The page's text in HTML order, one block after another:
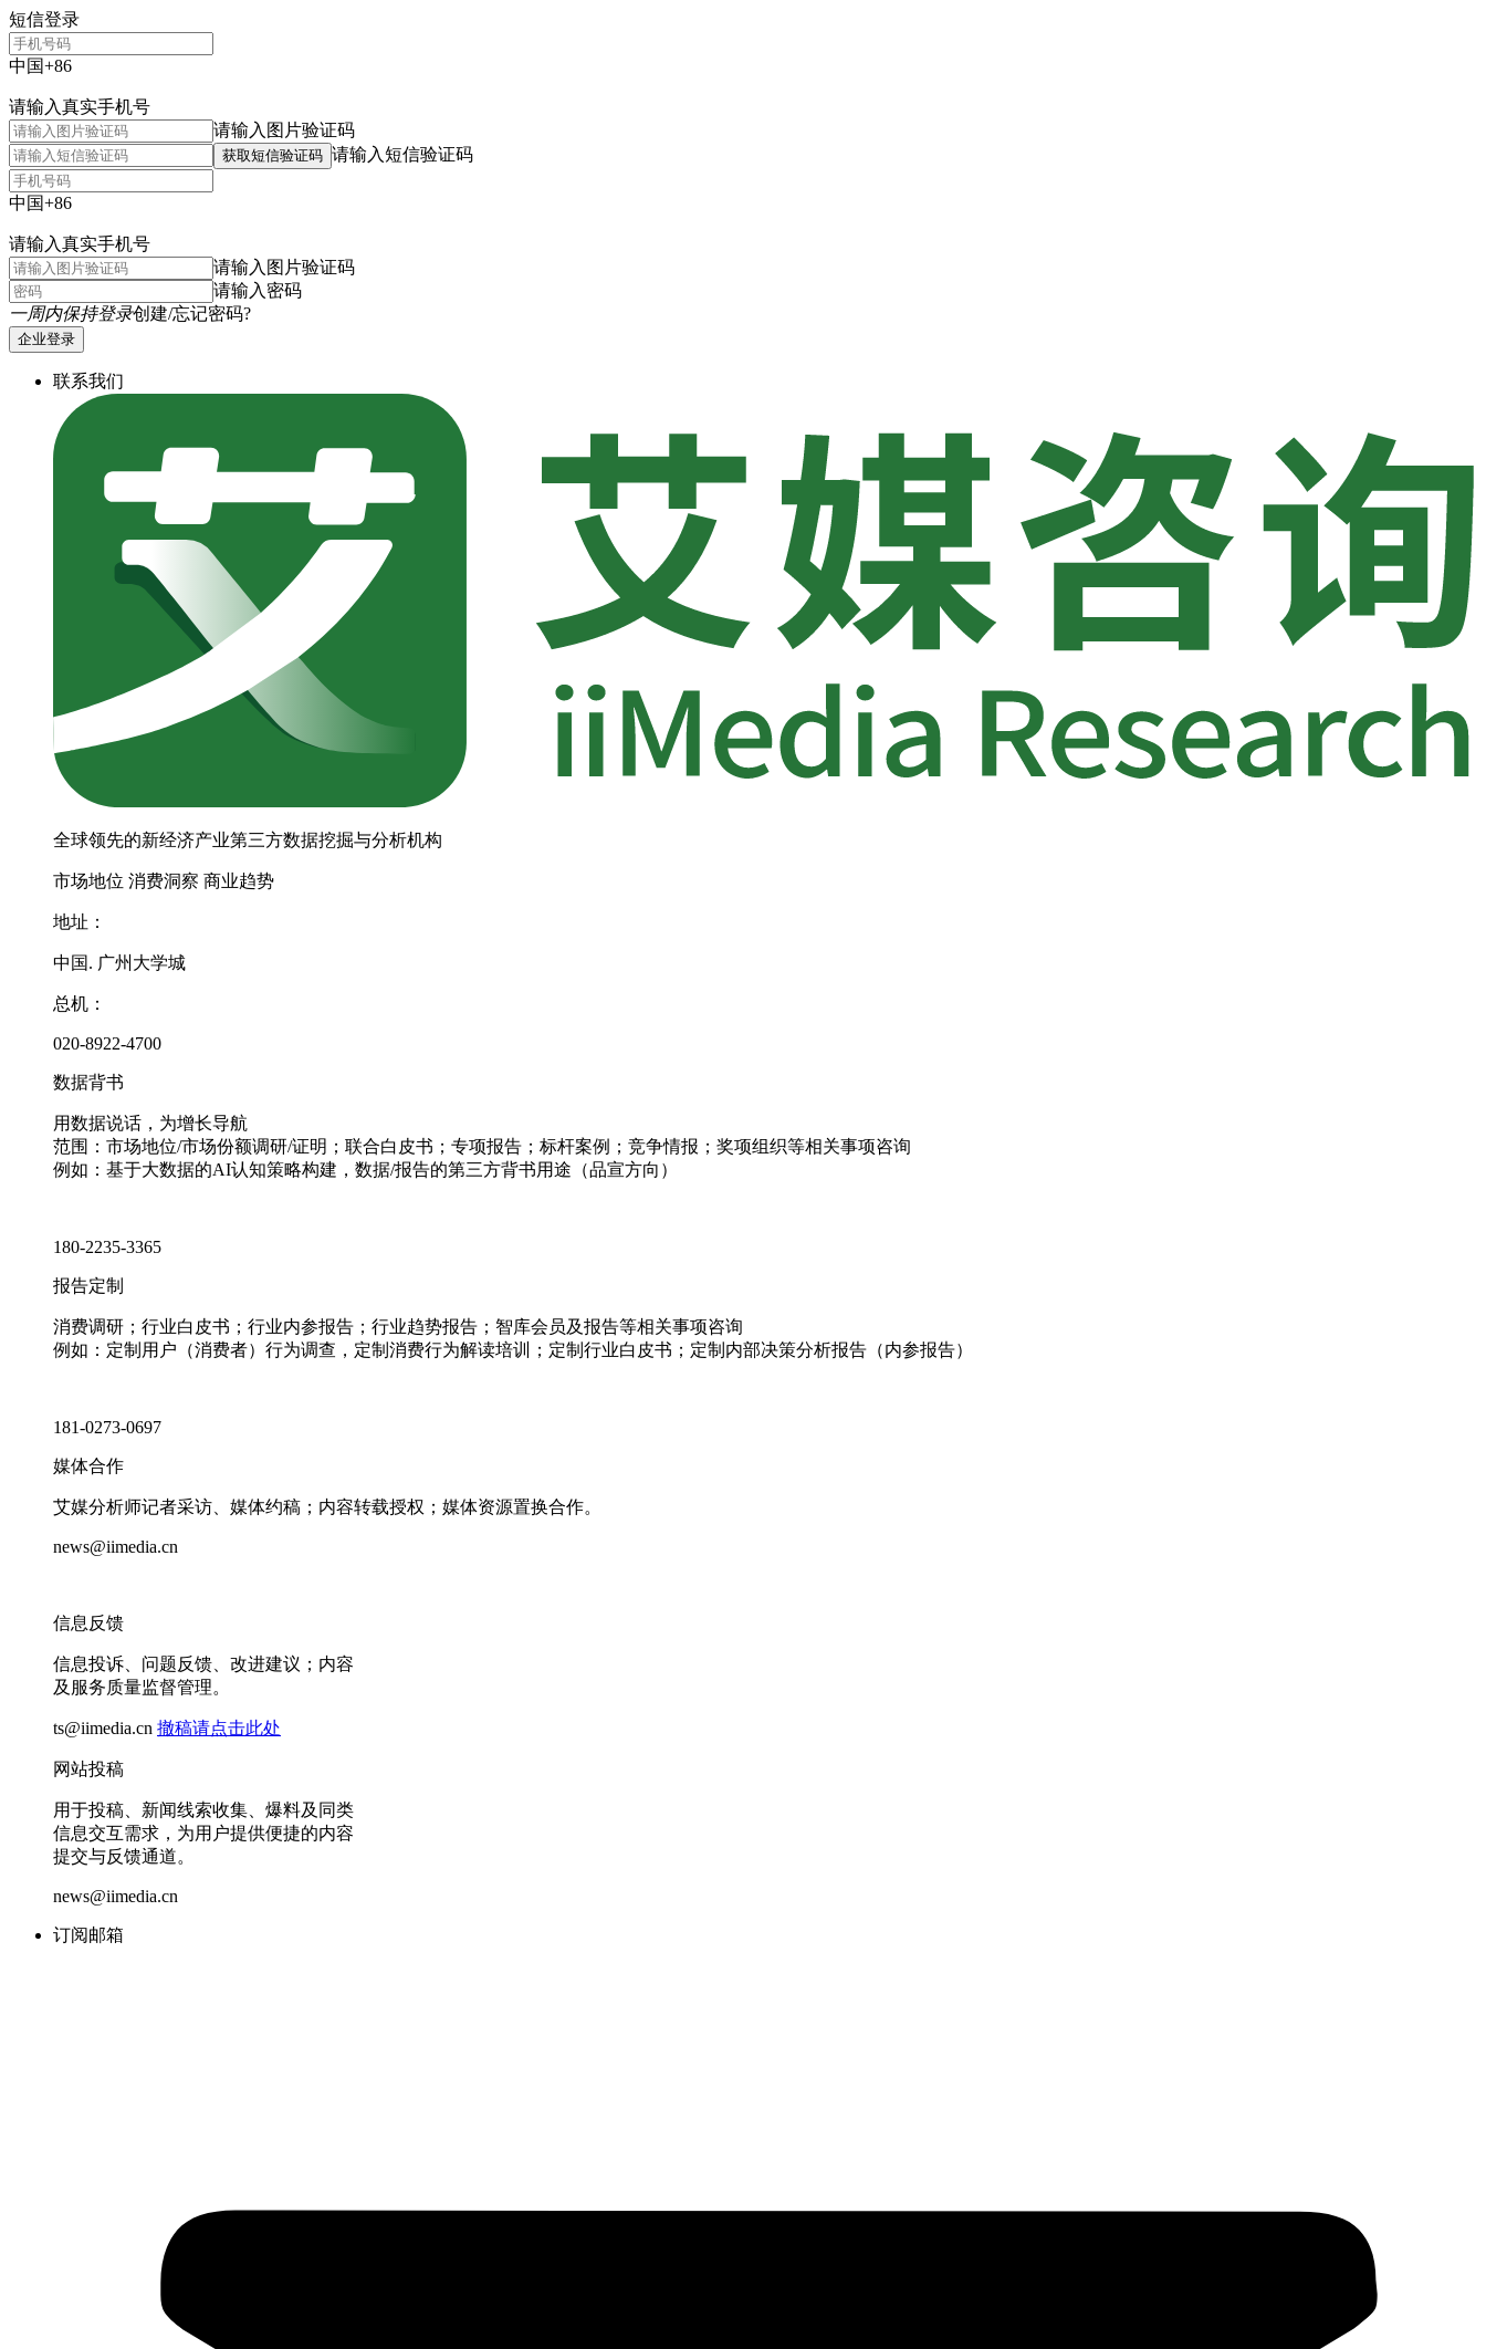
短信登录
中国+86
请输入真实手机号
请输入图片验证码
获取短信验证码 请输入短信验证码
中国+86
请输入真实手机号
请输入图片验证码
请输入密码
一周内保持登录创建/忘记密码?
企业登录
联系我们
全球领先的新经济产业第三方数据挖掘与分析机构
市场地位 消费洞察 商业趋势
地址：
中国. 广州大学城
总机：
020-8922-4700
数据背书
用数据说话，为增长导航
范围：市场地位/市场份额调研/证明；联合白皮书；专项报告；标杆案例；竞争情报；奖项组织等相关事项咨询
例如：基于大数据的AI认知策略构建，数据/报告的第三方背书用途（品宣方向）
180-2235-3365
报告定制
消费调研；行业白皮书；行业内参报告；行业趋势报告；智库会员及报告等相关事项咨询
例如：定制用户（消费者）行为调查，定制消费行为解读培训；定制行业白皮书；定制内部决策分析报告（内参报告）
181-0273-0697
媒体合作
艾媒分析师记者采访、媒体约稿；内容转载授权；媒体资源置换合作。
news@iimedia.cn
信息反馈
信息投诉、问题反馈、改进建议；内容
及服务质量监督管理。
ts@iimedia.cn 撤稿请点击此处
网站投稿
用于投稿、新闻线索收集、爆料及同类
信息交互需求，为用户提供便捷的内容
提交与反馈通道。
news@iimedia.cn
订阅邮箱